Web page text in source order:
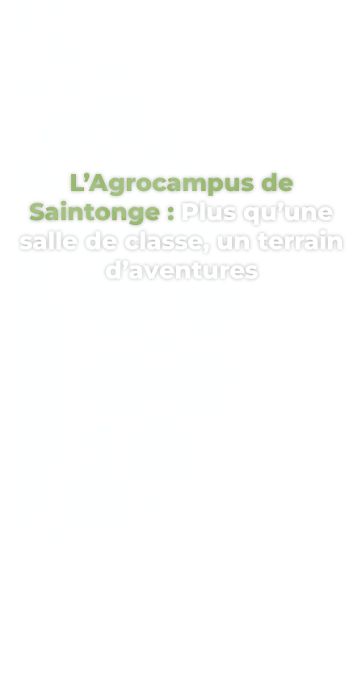
L’Agrocampus de
Saintonge : Plus qu’une
salle de classe, un terrain
d’aventures